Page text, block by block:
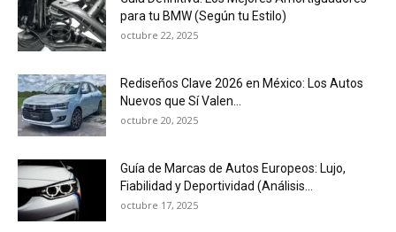
para tu BMW (Según tu Estilo)
octubre 22, 2025
Rediseños Clave 2026 en México: Los Autos
Nuevos que Sí Valen...
octubre 20, 2025
Guía de Marcas de Autos Europeos: Lujo,
Fiabilidad y Deportividad (Análisis...
octubre 17, 2025